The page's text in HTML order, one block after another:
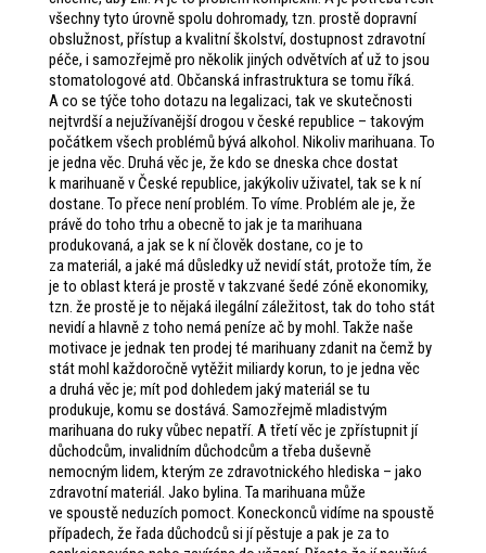
všechny tyto úrovně spolu dohromady, tzn. prostě dopravní
obslužnost, přístup a kvalitní školství, dostupnost zdravotní
péče, i samozřejmě pro několik jiných odvětvích ať už to jsou
stomatologové atd. Občanská infrastruktura se tomu říká.
A co se týče toho dotazu na legalizaci, tak ve skutečnosti
nejtvrdší a nejužívanější drogou v české republice – takovým
počátkem všech problémů bývá alkohol. Nikoliv marihuana. To
je jedna věc. Druhá věc je, že kdo se dneska chce dostat
k marihuaně v České republice, jakýkoliv uživatel, tak se k ní
dostane. To přece není problém. To víme. Problém ale je, že
právě do toho trhu a obecně to jak je ta marihuana
produkovaná, a jak se k ní člověk dostane, co je to
za materiál, a jaké má důsledky už nevidí stát, protože tím, že
je to oblast která je prostě v takzvané šedé zóně ekonomiky,
tzn. že prostě je to nějaká ilegální záležitost, tak do toho stát
nevidí a hlavně z toho nemá peníze ač by mohl. Takže naše
motivace je jednak ten prodej té marihuany zdanit na čemž by
stát mohl každoročně vytěžit miliardy korun, to je jedna věc
a druhá věc je; mít pod dohledem jaký materiál se tu
produkuje, komu se dostává. Samozřejmě mladistvým
marihuana do ruky vůbec nepatří. A třetí věc je zpřístupnit jí
důchodcům, invalidním důchodcům a třeba duševně
nemocným lidem, kterým ze zdravotnického hlediska – jako
zdravotní materiál. Jako bylina. Ta marihuana může
ve spoustě neduzích pomoct. Koneckonců vidíme na spoustě
případech, že řada důchodců si jí pěstuje a pak je za to